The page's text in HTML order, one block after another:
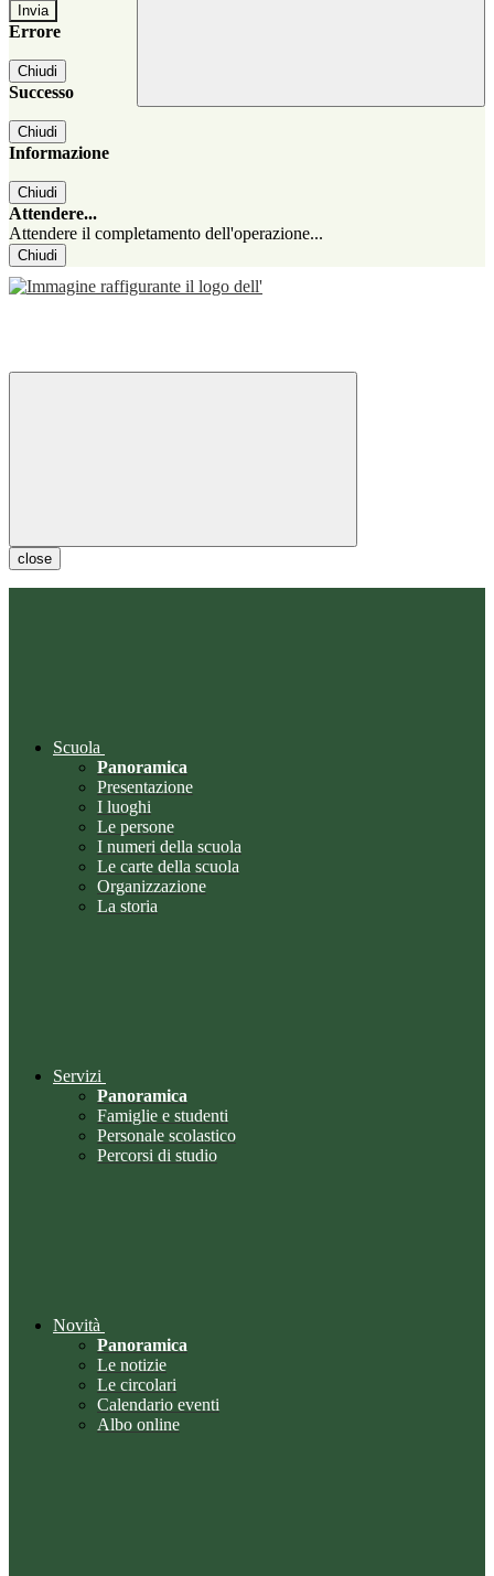
Errore
Chiudi
Successo
Chiudi
Informazione
Chiudi
Attendere...
Attendere il completamento dell'operazione...
Chiudi
close
Scuola
Panoramica
Presentazione
I luoghi
Le persone
I numeri della scuola
Le carte della scuola
Organizzazione
La storia
Servizi
Panoramica
Famiglie e studenti
Personale scolastico
Percorsi di studio
Novità
Panoramica
Le notizie
Le circolari
Calendario eventi
Albo online